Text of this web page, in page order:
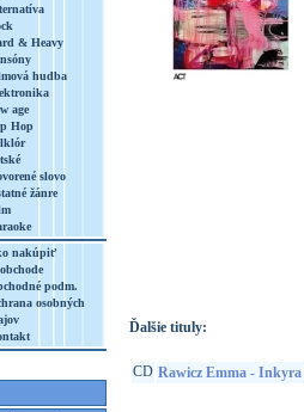
& Heavy
hudba
age
Hop
slovo
žánre
nakúpiť
podm.
osobných
Ďalšie tituly:
CD Rawicz Emma - Inkyra